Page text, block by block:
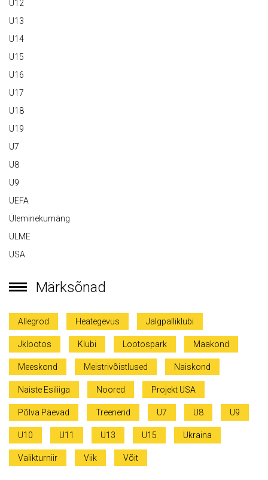
U12
U13
U14
U15
U16
U17
U18
U19
U7
U8
U9
UEFA
Üleminekumäng
ULME
USA
Märksõnad
Allegrod Heategevus Jalgpalliklubi
Jklootos Klubi Lootospark Maakond
Meeskond Meistrivõistlused Naiskond
Naiste Esiliiga Noored Projekt USA
Põlva Päevad Treenerid U7 U8 U9
U10 U11 U13 U15 Ukraina
Valikturniir Viik Võit